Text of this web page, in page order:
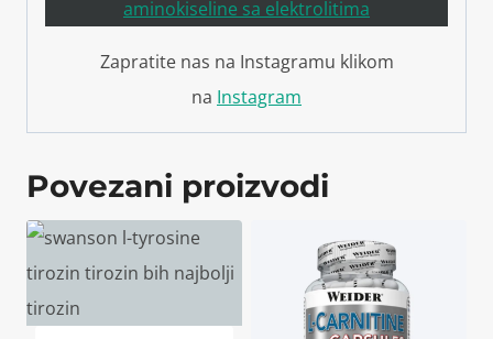
Zapratite nas na Instagramu klikom
na Instagram
Povezani proizvodi